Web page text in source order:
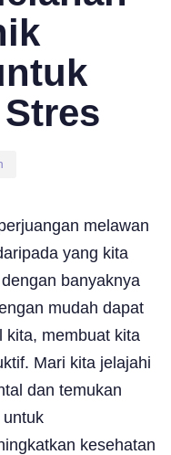
melawan
yang kita
banyaknya
mudah dapat
kita, membuat kita
Mari kita jelajahi
dan temukan
untuk
kesehatan